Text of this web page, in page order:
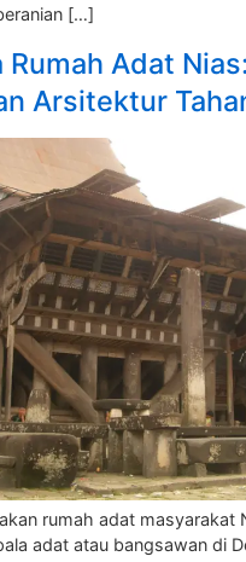
[…]
Rumah Adat
Arsitektur
rumah adat masyarakat
adat atau bangsawan di